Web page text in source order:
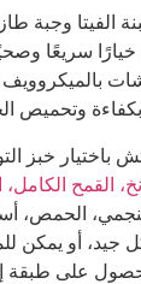
الفيتا وجبة
سريعًا
باختيار خبز
القمح الكامل،
الحمص،
أو يمكن
على طبقة